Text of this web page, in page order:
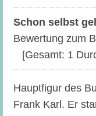
Schon selbst
Bewertung zum
[Gesamt: 1
Hauptfigur des
Frank Karl. Er